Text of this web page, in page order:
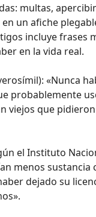
multas,
un afiche
incluye frases
en la vida real.
«Nunca
probablemente
viejos que
el Instituto
menos
dejado su